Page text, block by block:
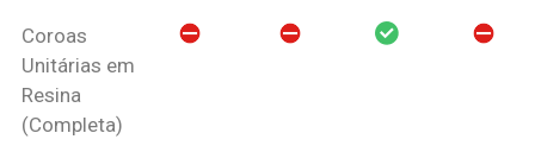
Coroas
Unitárias em
Resina
(Completa)